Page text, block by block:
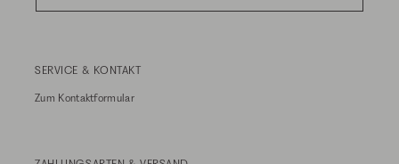
SERVICE & KONTAKT
Zum Kontaktformular